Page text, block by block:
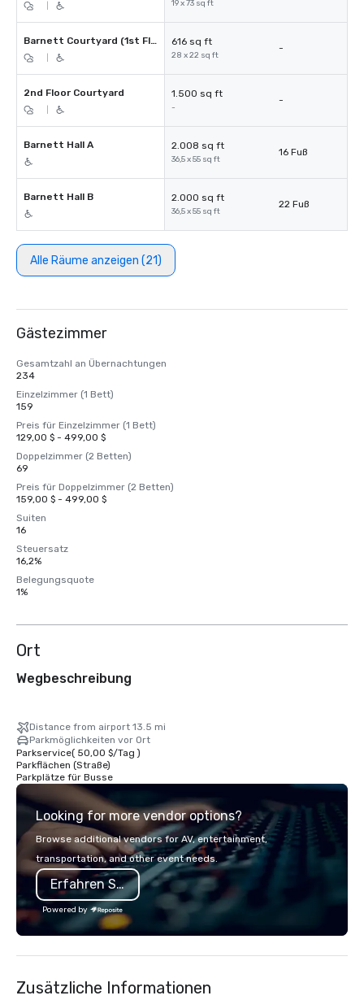
19 x 73 sq ft
Barnett Courtyard (1st Floor) 616 sq ft
28 x 22 sq ft
-
2nd Floor Courtyard 1.500 sq ft
-
-
Barnett Hall A 2.008 sq ft
36,5 x 55 sq ft
16 Fuß
Barnett Hall B 2.000 sq ft
36,5 x 55 sq ft
22 Fuß
Alle Räume anzeigen (21)
Gästezimmer
Gesamtzahl an Übernachtungen
234
Einzelzimmer (1 Bett)
159
Preis für Einzelzimmer (1 Bett)
129,00 $ - 499,00 $
Doppelzimmer (2 Betten)
69
Preis für Doppelzimmer (2 Betten)
159,00 $ - 499,00 $
Suiten
16
Steuersatz
16,2%
Belegungsquote
1%
Ort
Wegbeschreibung
Distance from airport 13.5 mi
Parkmöglichkeiten vor Ort
Parkservice( 50,00 $/Tag )
Parkflächen (Straße)
Parkplätze für Busse
Looking for more vendor options?
Browse additional vendors for AV, entertainment,
transportation, and other event needs.
Erfahren Sie mehr
Powered by
Zusätzliche Informationen